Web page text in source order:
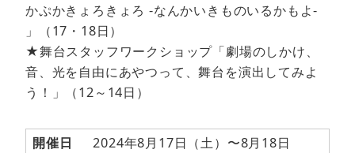
かぷかきょろきょろ -なんかいきものいるかもよ-
」（17・18日）
★舞台スタッフワークショップ「劇場のしかけ、
音、光を自由にあやつって、舞台を演出してみよ
う！」（12～14日）
開催日
2024年8月17日（土）〜8月18日